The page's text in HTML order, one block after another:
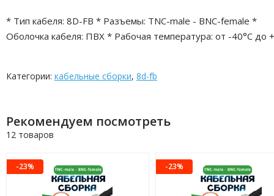
* Тип кабеля: 8D-FB * Разъемы: TNC-male - BNC-female *
Оболочка кабеля: ПВХ * Рабочая температура: от -40°C до
Категории: кабельные сборки, 8d-fb
Рекомендуем посмотреть
12 товаров
-23% -23%